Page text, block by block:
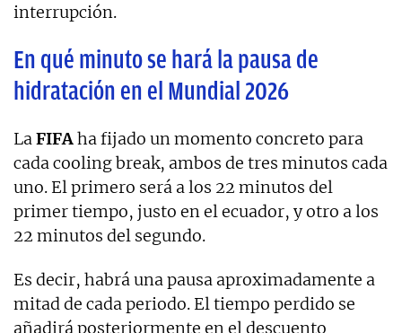
interrupción.
En qué minuto se hará la pausa de
hidratación en el Mundial 2026
LaFIFAha fijado un momento concreto para
cada cooling break, ambos de tres minutos cada
uno. El primero será a los 22 minutos del
primer tiempo, justo en el ecuador, y otro a los
22 minutos del segundo.
Es decir, habrá una pausa aproximadamente a
mitad de cada periodo. El tiempo perdido se
añadirá posteriormente en el descuento